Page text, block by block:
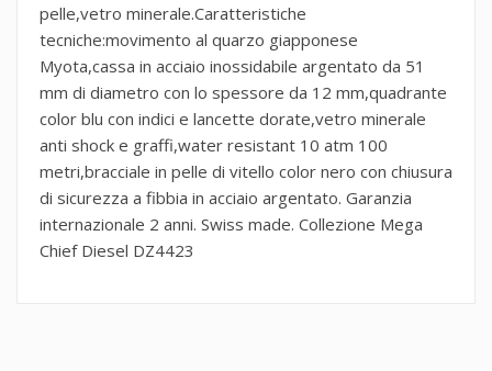
pelle,vetro minerale.Caratteristiche
tecniche:movimento al quarzo giapponese
Myota,cassa in acciaio inossidabile argentato da 51
mm di diametro con lo spessore da 12 mm,quadrante
color blu con indici e lancette dorate,vetro minerale
anti shock e graffi,water resistant 10 atm 100
metri,bracciale in pelle di vitello color nero con chiusura
di sicurezza a fibbia in acciaio argentato. Garanzia
internazionale 2 anni. Swiss made. Collezione Mega
Chief Diesel DZ4423